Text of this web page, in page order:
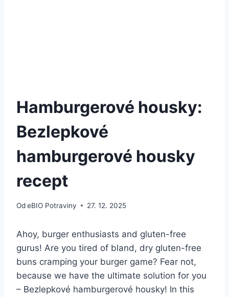
Hamburgerové housky:
Bezlepkové
hamburgerové housky
recept
OdeBIO Potraviny 27. 12. 2025
Ahoy, burger enthusiasts and‍ gluten-free⁣
gurus! Are you tired of⁣ bland, dry ‌gluten-free
⁢buns cramping your burger game? Fear not,
because we have the ultimate ⁤solution for you
– Bezlepkové hamburgerové housky! In this